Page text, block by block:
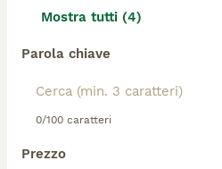
Mostra tutti (4)
Parola chiave
0/100 caratteri
Prezzo